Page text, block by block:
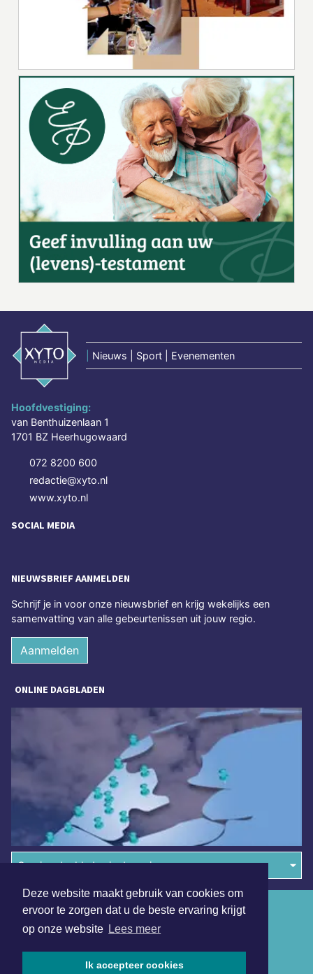
Deze website maakt gebruik van cookies om
ervoor te zorgen dat u de beste ervaring krijgt
op onze website Lees meer
Ik accepteer cookies
Nieuws | Sport | Evenementen
Hoofdvestiging:
van Benthuizenlaan 1
1701 BZ Heerhugowaard
072 8200 600
redactie@xyto.nl
www.xyto.nl
SOCIAL MEDIA
NIEUWSBRIEF AANMELDEN
Schrijf je in voor onze nieuwsbrief en krijg wekelijks een
samenvatting van alle gebeurtenissen uit jouw regio.
Aanmelden
ONLINE DAGBLADEN
Overige dagbladen in de regio
Algemene voorwaarden
Disclaimer